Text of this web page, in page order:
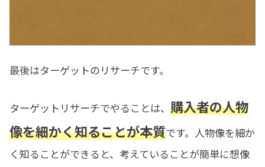
最後はターゲットのリサーチです。
ターゲットリサーチでやることは、 購入者の人物
像を細かく知ることが本質です。人物像を細か
く知ることができると、考えていることが簡単に想像